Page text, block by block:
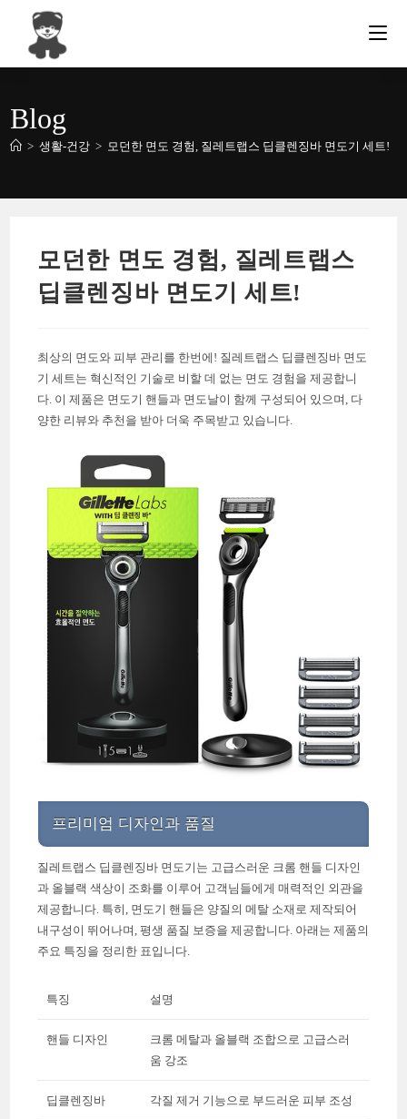
content
Blog
> 생활-건강 > 모던한 면도 경험, 질레트랩스 딥클렌징바 면도기 세트!
모던한 면도 경험, 질레트랩스
딥클렌징바 면도기 세트!
최상의 면도와 피부 관리를 한번에! 질레트랩스 딥클렌징바 면도
기 세트는 혁신적인 기술로 비할 데 없는 면도 경험을 제공합니
다. 이 제품은 면도기 핸들과 면도날이 함께 구성되어 있으며, 다
양한 리뷰와 추천을 받아 더욱 주목받고 있습니다.
프리미엄 디자인과 품질
질레트랩스 딥클렌징바 면도기는 고급스러운 크롬 핸들 디자인
과 올블랙 색상이 조화를 이루어 고객님들에게 매력적인 외관을
제공합니다. 특히, 면도기 핸들은 양질의 메탈 소재로 제작되어
내구성이 뛰어나며, 평생 품질 보증을 제공합니다. 아래는 제품의
주요 특징을 정리한 표입니다.
특징 설명
핸들 디자인
크롬 메탈과 올블랙 조합으로 고급스러
움 강조
딥클렌징바 각질 제거 기능으로 부드러운 피부 조성